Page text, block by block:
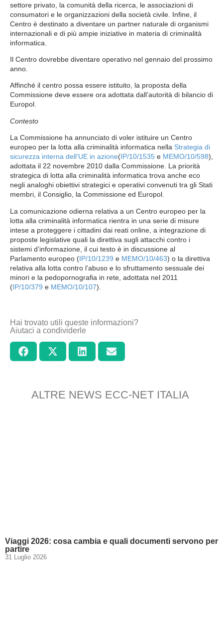
settore privato, la comunità della ricerca, le associazioni di
consumatori e le organizzazioni della società civile. Infine, il
Centro è destinato a diventare un partner naturale di organismi
internazionali e di più ampie iniziative in materia di criminalità
informatica.
Il Centro dovrebbe diventare operativo nel gennaio del prossimo
anno.
Affinché il centro possa essere istituito, la proposta della
Commissione deve essere ora adottata dall’autorità di bilancio di
Europol.
Contesto
La Commissione ha annunciato di voler istituire un Centro
europeo per la lotta alla criminalità informatica nella Strategia di
sicurezza interna dell’UE in azione(IP/10/1535 e MEMO/10/598),
adottata il 22 novembre 2010 dalla Commissione. La priorità
strategica di lotta alla criminalità informatica trova anche eco
negli analoghi obiettivi strategici e operativi convenuti tra gli Stati
membri, il Consiglio, la Commissione ed Europol.
La comunicazione odierna relativa a un Centro europeo per la
lotta alla criminalità informatica rientra in una serie di misure
intese a proteggere i cittadini dai reati online, a integrazione di
proposte legislative quali la direttiva sugli attacchi contro i
sistemi d’informazione, il cui testo è in discussione al
Parlamento europeo (IP/10/1239 e MEMO/10/463) o la direttiva
relativa alla lotta contro l’abuso e lo sfruttamento sessuale dei
minori e la pedopornografia in rete, adottata nel 2011
(IP/10/379 e MEMO/10/107).
Hai trovato utili queste informazioni?
Aiutaci a condividerle
ALTRE NEWS ECC-NET ITALIA
Viaggi 2026: cosa cambia e quali documenti servono per
partire
31 Luglio 2026